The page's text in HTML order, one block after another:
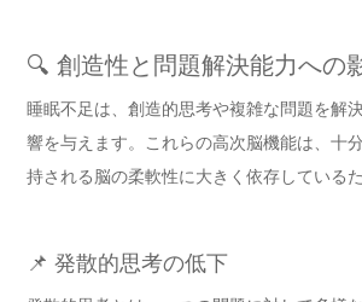
🔍 創造性と問題解決能力への
睡眠不足は、創造的思考や複雑な問題を解
響を与えます。これらの高次脳機能は、十
持される脳の柔軟性に大きく依存しているた
📌 発散的思考の低下